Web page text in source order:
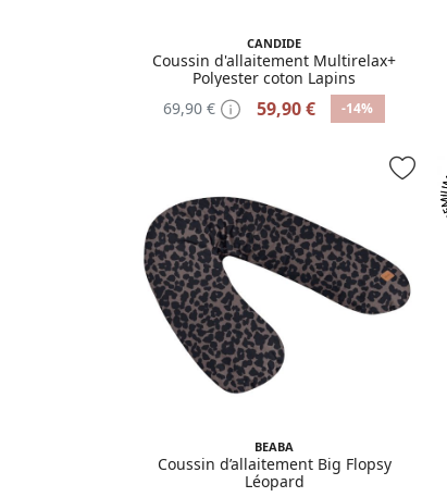
CANDIDE
Coussin d'allaitement Multirelax+
Polyester coton Lapins
69,90 €
59,90 € -14%
BEABA
Coussin d’allaitement Big Flopsy
Léopard